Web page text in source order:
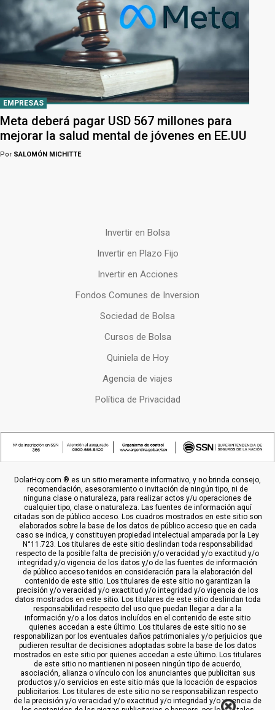
EMPRESAS
Meta deberá pagar USD 567 millones para
mejorar la salud mental de jóvenes en EE.UU
Por SALOMÓN MICHITTE
Invertir en Bolsa
Invertir en Plazo Fijo
Invertir en Acciones
Fondos Comunes de Inversion
Sociedad de Bolsa
Cursos de Bolsa
Quiniela de Hoy
Agencia de viajes
Política de Privacidad
DolarHoy.com ® es un sitio meramente informativo, y no brinda consejo,
recomendación, asesoramiento o invitación de ningún tipo, ni de
ninguna clase o naturaleza, para realizar actos y/u operaciones de
cualquier tipo, clase o naturaleza. Las fuentes de información aquí
citadas son de público acceso. Los cuadros mostrados en este sitio son
elaborados sobre la base de los datos de público acceso que en cada
caso se indica, y constituyen propiedad intelectual amparada por la Ley
N°11.723. Los titulares de este sitio deslindan toda responsabilidad
respecto de la posible falta de precisión y/o veracidad y/o exactitud y/o
integridad y/o vigencia de los datos y/o de las fuentes de información
de público acceso tenidos en consideración para la elaboración del
contenido de este sitio. Los titulares de este sitio no garantizan la
precisión y/o veracidad y/o exactitud y/o integridad y/o vigencia de los
datos mostrados en este sitio. Los titulares de este sitio deslindan toda
responsabilidad respecto del uso que puedan llegar a dar a la
información y/o a los datos incluídos en el contenido de este sitio
quienes accedan a este último. Los titulares de este sitio no se
responabilizan por los eventuales daños patrimoniales y/o perjuicios que
pudieren resultar de decisiones adoptadas sobre la base de los datos
mostrados en este sitio por quienes accedan a este último. Los titulares
de este sitio no mantienen ni poseen ningún tipo de acuerdo,
asociación, alianza o vínculo con los anunciantes que publicitan sus
productos y/o servicios en este sitio más que la locación de espacios
publicitarios. Los titulares de este sitio no se responsabilizan respecto
de la precisión y/o veracidad y/o exactitud y/o integridad y/o vigencia de